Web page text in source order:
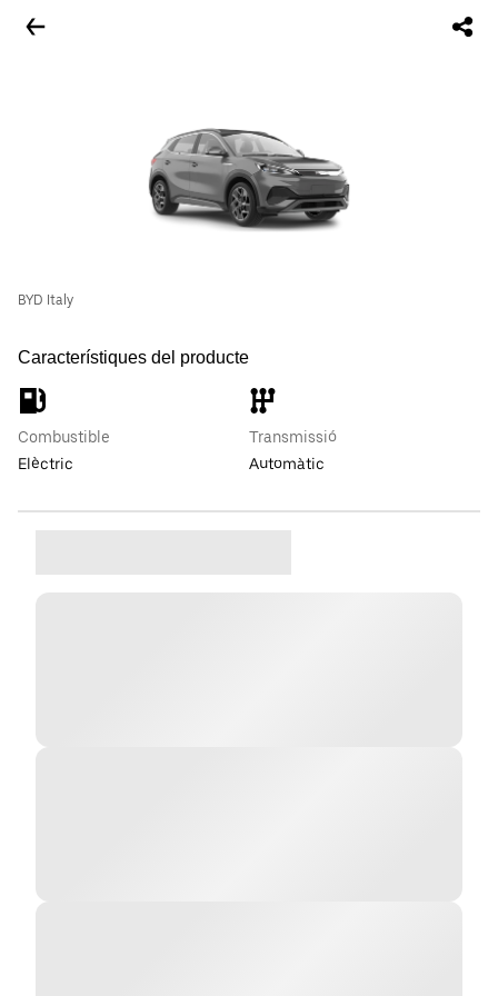
BYD Italy
Característiques del producte
Combustible
Elèctric
Transmissió
Automàtic